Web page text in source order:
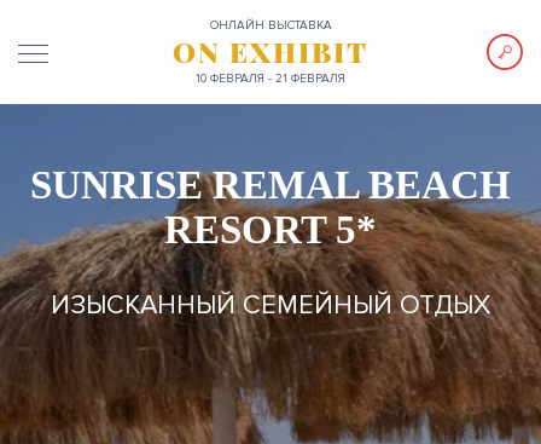
ОНЛАЙН ВЫСТАВКА
ON EXHIBIT
10 ФЕВРАЛЯ - 21 ФЕВРАЛЯ
SUNRISE REMAL BEACH
RESORT 5*
ИЗЫСКАННЫЙ СЕМЕЙНЫЙ ОТДЫХ